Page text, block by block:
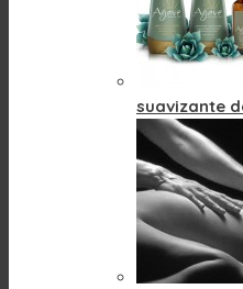
suavizante